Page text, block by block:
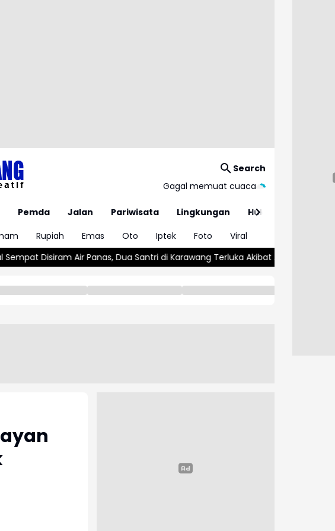
Search
Gagal memuat cuaca
Pemda Jalan Pariwisata Lingkungan
Hukum
Rupiah Emas Oto Iptek Foto
Viral
Dua Santri di Karawang Terluka Akibat Aksi Oknum Linmas